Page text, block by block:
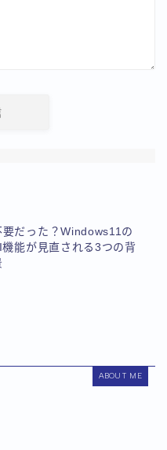
要だった？Windows11の
機能が見直される3つの背
ABOUT ME